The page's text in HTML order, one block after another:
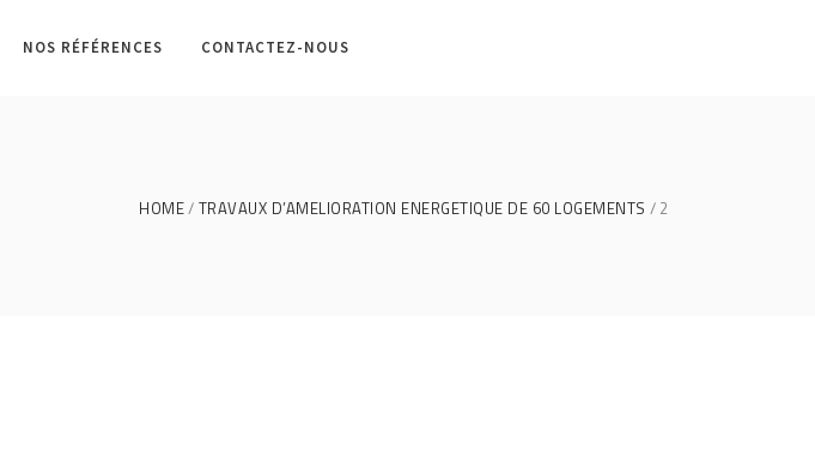
NOS RÉFÉRENCES CONTACTEZ-NOUS
HOME TRAVAUX D’AMELIORATION ENERGETIQUE DE 60 LOGEMENTS 2